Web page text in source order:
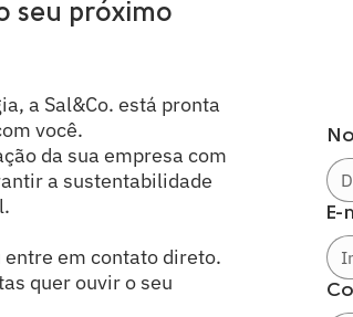
seu próximo
a Sal&Co. está pronta
você.
da sua empresa com
a sustentabilidade
em contato direto.
quer ouvir o seu
E-